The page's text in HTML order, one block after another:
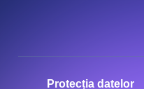
Protecția datelor